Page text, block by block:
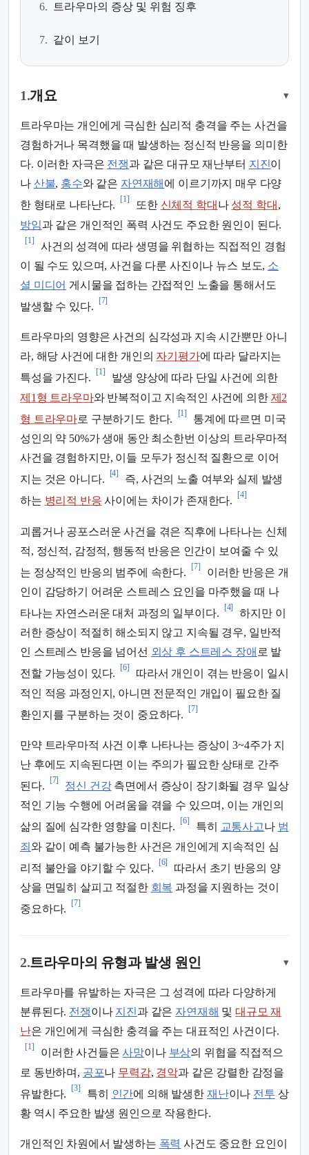
6. 트라우마의 증상 및 위험 징후
7. 같이 보기
1.개요 ▾
트라우마는 개인에게 극심한 심리적 충격을 주는 사건을
경험하거나 목격했을 때 발생하는 정신적 반응을 의미한
다. 이러한 자극은 전쟁과 같은 대규모 재난부터 지진이
나 산불, 홍수와 같은 자연재해 에 이르기까지 매우 다양
한 형태로 나타난다.
[1]
또한 신체적 학대 나 성적 학대 ,
방임과 같은 개인적인 폭력 사건도 주요한 원인이 된다.
[1]
사건의 성격에 따라 생명을 위협하는 직접적인 경험
이 될 수도 있으며, 사건을 다룬 사진이나 뉴스 보도, 소
셜 미디어 게시물을 접하는 간접적인 노출을 통해서도
발생할 수 있다.
[7]
트라우마의 영향은 사건의 심각성과 지속 시간뿐만 아니
라, 해당 사건에 대한 개인의 자기평가에 따라 달라지는
특성을 가진다.
[1]
발생 양상에 따라 단일 사건에 의한
제1형 트라우마와 반복적이고 지속적인 사건에 의한 제2
형 트라우마로 구분하기도 한다.
[1]
통계에 따르면 미국
성인의 약 50%가 생애 동안 최소한번 이상의 트라우마적
사건을 경험하지만, 이들 모두가 정신적 질환으로 이어
지는 것은 아니다.
[4]
즉, 사건의 노출 여부와 실제 발생
하는 병리적 반응 사이에는 차이가 존재한다.
[4]
괴롭거나 공포스러운 사건을 겪은 직후에 나타나는 신체
적, 정신적, 감정적, 행동적 반응은 인간이 보여줄 수 있
는 정상적인 반응의 범주에 속한다.
[7]
이러한 반응은 개
인이 감당하기 어려운 스트레스 요인을 마주했을 때 나
타나는 자연스러운 대처 과정의 일부이다.
[4]
하지만 이
러한 증상이 적절히 해소되지 않고 지속될 경우, 일반적
인 스트레스 반응을 넘어선 외상 후 스트레스 장애 로 발
전할 가능성이 있다.
[6]
따라서 개인이 겪는 반응이 일시
적인 적응 과정인지, 아니면 전문적인 개입이 필요한 질
환인지를 구분하는 것이 중요하다.
[7]
만약 트라우마적 사건 이후 나타나는 증상이 3~4주가 지
난 후에도 지속된다면 이는 주의가 필요한 상태로 간주
된다.
[7]
정신 건강측면에서 증상이 장기화될 경우 일상
적인 기능 수행에 어려움을 겪을 수 있으며, 이는 개인의
삶의 질에 심각한 영향을 미친다.
[6]
특히 교통사고나 범
죄 와 같이 예측 불가능한 사건은 개인에게 지속적인 심
리적 불안을 야기할 수 있다.
[6]
따라서 초기 반응의 양
상을 면밀히 살피고 적절한 회복 과정을 지원하는 것이
중요하다.
[7]
2.트라우마의 유형과 발생 원인 ▾
트라우마를 유발하는 자극은 그 성격에 따라 다양하게
분류된다. 전쟁이나 지진과 같은 자연재해 및대규모 재
난은 개인에게 극심한 충격을 주는 대표적인 사건이다.
[1]
이러한 사건들은사망이나 부상의 위협을 직접적으
로 동반하며, 공포나 무력감, 경악과 같은 강렬한 감정을
유발한다.
[3]
특히 인간에 의해 발생한 재난이나 전투 상
황 역시 주요한 발생 원인으로 작용한다.
개인적인 차원에서 발생하는 폭력 사건도 중요한 요인이